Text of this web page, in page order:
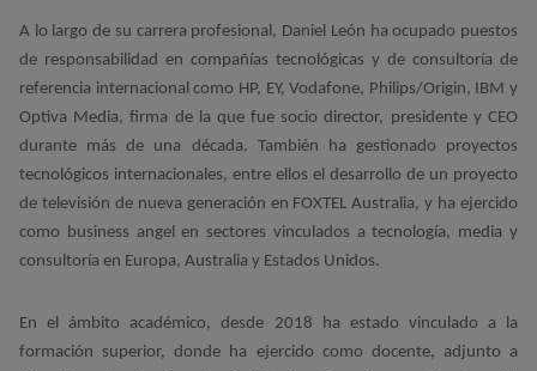
A lo largo de su carrera profesional, Daniel León ha ocupado puestos
de responsabilidad en compañías tecnológicas y de consultoría de
referencia internacional como HP, EY, Vodafone, Philips/Origin, IBM y
Optiva Media, firma de la que fue socio director, presidente y CEO
durante más de una década. También ha gestionado proyectos
tecnológicos internacionales, entre ellos el desarrollo de un proyecto
de televisión de nueva generación en FOXTEL Australia, y ha ejercido
como business angel en sectores vinculados a tecnología, media y
consultoría en Europa, Australia y Estados Unidos.
En el ámbito académico, desde 2018 ha estado vinculado a la
formación superior, donde ha ejercido como docente, adjunto a